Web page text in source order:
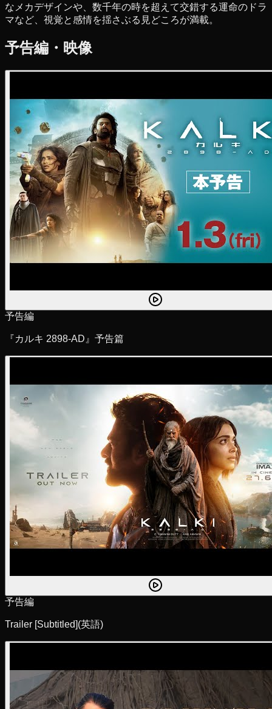
なメカデザインや、数千年の時を超えて交錯する運命のドラ
マなど、視覚と感情を揺さぶる見どころが満載。
予告編・映像
予告編
『カルキ 2898-AD』予告篇
予告編
Trailer [Subtitled](英語)